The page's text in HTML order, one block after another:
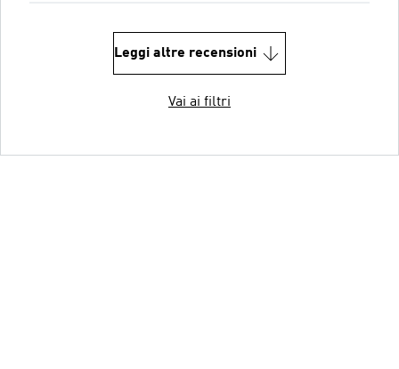
Leggi altre recensioni
Vai ai filtri